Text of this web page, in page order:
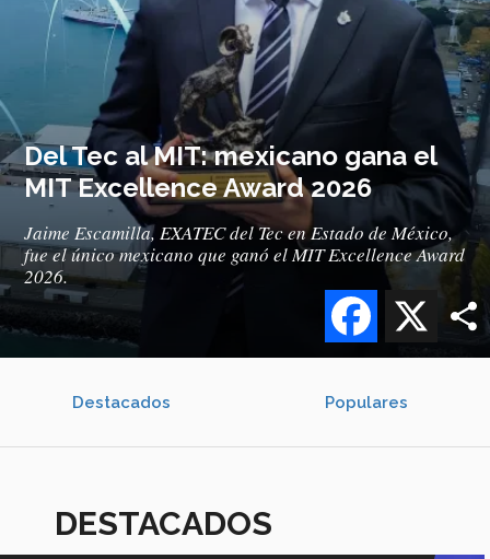
Del Tec al MIT: mexicano gana el
MIT Excellence Award 2026
Jaime Escamilla, EXATEC del Tec en Estado de México,
fue el único mexicano que ganó el MIT Excellence Award
2026.
Facebook
Destacados Populares
DESTACADOS